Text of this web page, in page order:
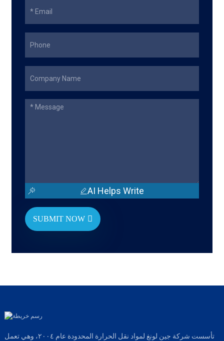
AI Helps Write
SUBMIT NOW
تأسست شركة جين لونغ لمواد نقل الحرارة المحدودة عام ٢٠٠٤، وهي تعمل